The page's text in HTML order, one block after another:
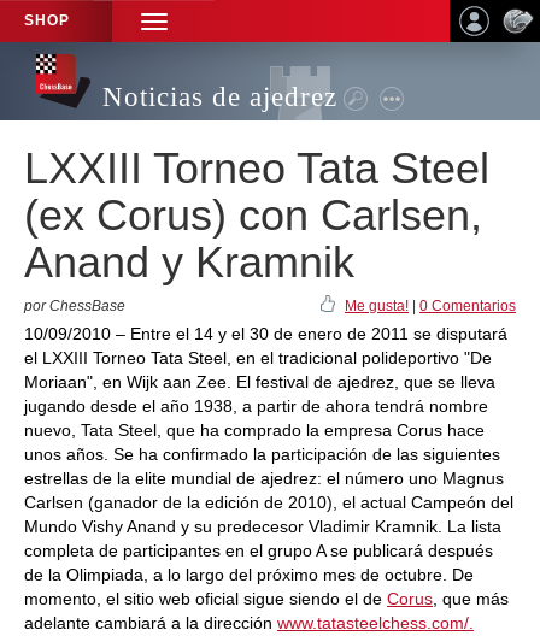
SHOP
TOGGLE
NAVIGATION
Noticias de ajedrez
LXXIII Torneo Tata Steel
(ex Corus) con Carlsen,
Anand y Kramnik
por ChessBase Me gusta! 0 Comentarios
10/09/2010 – Entre el 14 y el 30 de enero de 2011 se disputará
el LXXIII Torneo Tata Steel, en el tradicional polideportivo "De
Moriaan", en Wijk aan Zee. El festival de ajedrez, que se lleva
jugando desde el año 1938, a partir de ahora tendrá nombre
nuevo, Tata Steel, que ha comprado la empresa Corus hace
unos años. Se ha confirmado la participación de las siguientes
estrellas de la elite mundial de ajedrez: el número uno Magnus
Carlsen (ganador de la edición de 2010), el actual Campeón del
Mundo Vishy Anand y su predecesor Vladimir Kramnik. La lista
completa de participantes en el grupo A se publicará después
de la Olimpiada, a lo largo del próximo mes de octubre. De
momento, el sitio web oficial sigue siendo el de Corus , que más
adelante cambiará a la dirección www.tatasteelchess.com/.